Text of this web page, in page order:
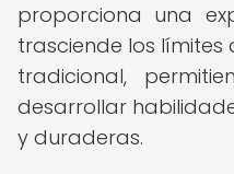
proporciona una
trasciende los
tradicional,
desarrollar
y duraderas.